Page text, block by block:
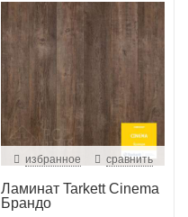
избранное сравнить
Ламинат Tarkett Cinema
Брандо